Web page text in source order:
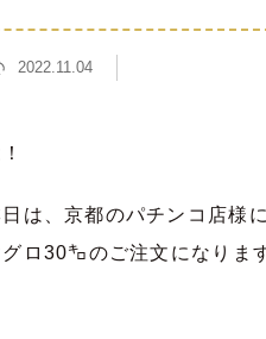
2022.11.04
は、京都のパチンコ店様
ロ30㌔のご注文になりま